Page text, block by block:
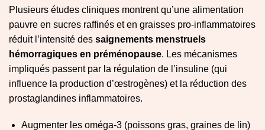
Plusieurs études cliniques montrent qu’une alimentation
pauvre en sucres raffinés et en graisses pro-inflammatoires
réduit l’intensité des saignements menstruels
hémorragiques en préménopause. Les mécanismes
impliqués passent par la régulation de l’insuline (qui
influence la production d’œstrogènes) et la réduction des
prostaglandines inflammatoires.
Augmenter les oméga-3 (poissons gras, graines de lin)